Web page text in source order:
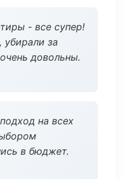
- все супер!
убирали за
довольны.
на всех
в бюджет.